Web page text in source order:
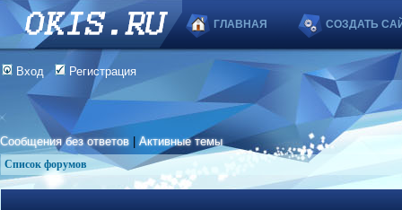
ГЛАВНАЯ СОЗДАТЬ
Вход Регистрация
Сообщения без ответов |Активные темы
Список форумов